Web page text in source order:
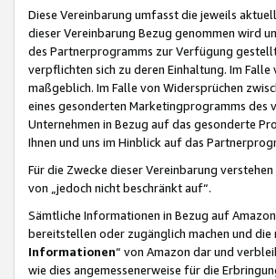
Diese Vereinbarung umfasst die jeweils
dieser Vereinbarung Bezug genommen wird
des Partnerprogramms zur Verfügung
verpflichten sich zu deren Einhaltung. Im
maßgeblich. Im Falle von Widersprüchen
eines gesonderten Marketingprogramms des
Unternehmen in Bezug auf das gesonderte
Ihnen und uns im Hinblick auf das
Für die Zwecke dieser Vereinbarung
von „jedoch nicht beschränkt auf“.
Sämtliche Informationen in Bezug auf
bereitstellen oder zugänglich machen und
Informationen“ von Amazon dar und
wie dies angemessenerweise für die